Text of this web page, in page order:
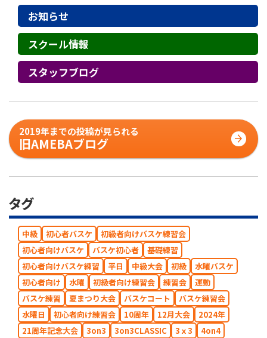
お知らせ
スクール情報
スタッフブログ
2019年までの投稿が見られる
旧AMEBAブログ
タグ
中級 初心者バスケ
初級者向けバスケ練習会
初心者向けバスケ
バスケ初心者
基礎練習
初心者向けバスケ練習
平日 中級大会 初級
水曜バスケ
初心者向け
水曜 初級者向け練習会 練習会
運動
バスケ練習
夏まつり大会 バスケコート
バスケ練習会
水曜日
初心者向け練習会 10周年 12月大会
2024年
21周年記念大会
3on3 3on3CLASSIC 3ｘ3 4on4